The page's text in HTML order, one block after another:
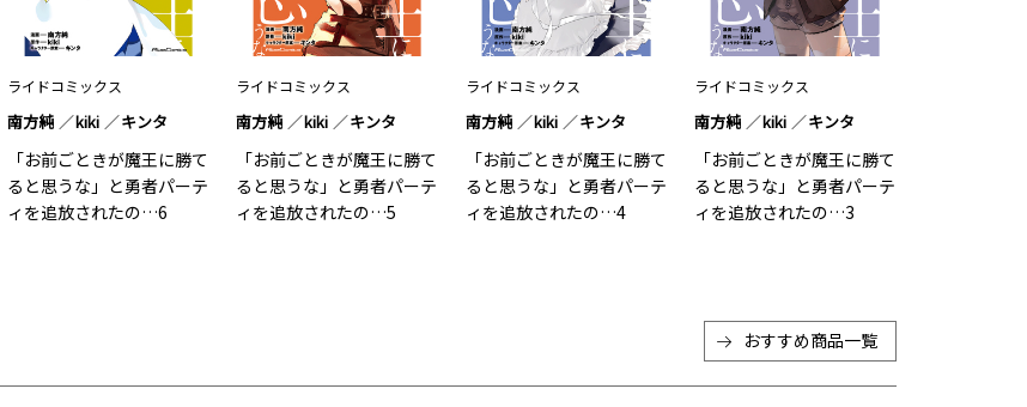
ライドコミックス
南方純 kiki キンタ
「お前ごときが魔王に勝て
ると思うな」と勇者パーテ
ィを追放されたの…6
ライドコミックス
南方純 kiki キンタ
「お前ごときが魔王に勝て
ると思うな」と勇者パーテ
ィを追放されたの…5
ライドコミックス
南方純 kiki キンタ
「お前ごときが魔王に勝て
ると思うな」と勇者パーテ
ィを追放されたの…4
ライドコミックス
南方純 kiki キンタ
「お前ごときが魔王に勝て
ると思うな」と勇者パーテ
ィを追放されたの…3
おすすめ商品一覧